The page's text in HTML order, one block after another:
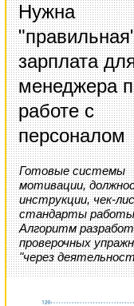
Нужна
зарплата
менеджера
работе с
персоналом
Готовые системы
мотивации,
инструкции, чек-
стандарты
Алгоритм
проверочных
"через